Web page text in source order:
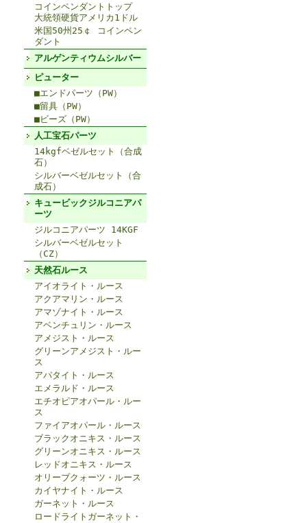
コインペンダントトップ
大統領硬貨アメリカ1ドル
米国50州25￠ コインペン
ダント
アルゲンティウムシルバー
ピューター
■エンドパーツ（PW）
■留具（PW）
■ビーズ（PW）
人工宝石パーツ
14kgfベゼルセット（合成
石）
シルバーベゼルセット（合
成石）
キュービックジルコニアパ
ーツ
ジルコニアパーツ 14KGF
シルバーベゼルセット
（CZ）
天然石ルース
アイオライト・ルース
アクアマリン・ルース
アマゾナイト・ルース
アベンチュリン・ルース
アメジスト・ルース
グリーンアメジスト・ルー
ス
アパタイト・ルース
エメラルド・ルース
エチオピアオパール・ルー
ス
ファイアオパール・ルース
ブラックオニキス・ルース
グリーンオニキス・ルース
レッドオニキス・ルース
オリーブクォーツ・ルース
カイヤナイト・ルース
ガーネット・ルース
ロードライトガーネット・